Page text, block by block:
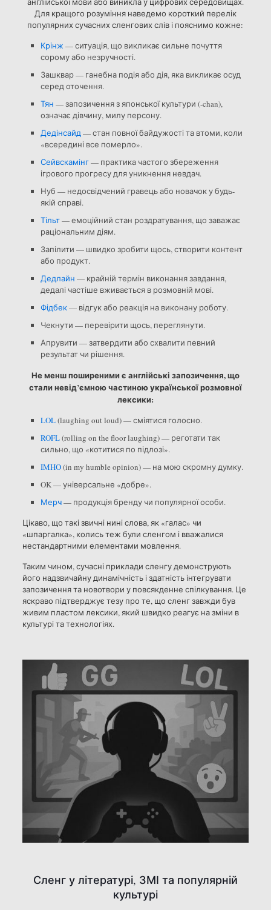
Для кращого розуміння наведемо короткий перелік
популярних сучасних сленгових слів і пояснимо кожне:
Крінж — ситуація, що викликає сильне почуття
сорому або незручності.
Зашквар — ганебна подія або дія, яка викликає осуд
серед оточення.
Тян — запозичення з японської культури (-chan),
означає дівчину, милу персону.
Дедінсайд— стан повної байдужості та втоми, коли
«всередині все померло».
Сейвскамінг— практика частого збереження
ігрового прогресу для уникнення невдач.
Нуб — недосвідчений гравець або новачок у будь-
якій справі.
Тільт— емоційний стан роздратування, що заважає
раціональним діям.
Запілити — швидко зробити щось, створити контент
або продукт.
Дедлайн — крайній термін виконання завдання,
дедалі частіше вживається в розмовній мові.
Фідбек— відгук або реакція на виконану роботу.
Чекнути — перевірити щось, переглянути.
Апрувити — затвердити або схвалити певний
результат чи рішення.
Не менш поширеними є англійські запозичення, що
стали невід’ємною частиною української розмовної
лексики:
LOL(laughing out loud) — сміятися голосно.
ROFL(rolling on the floor laughing) — реготати так
сильно, що «котитися по підлозі».
IMHO(in my humble opinion) — на мою скромну думку.
OK — універсальне «добре».
Мерч— продукція бренду чи популярної особи.
Цікаво, що такі звичні нині слова, як «галас» чи
«шпаргалка», колись теж були сленгом і вважалися
нестандартними елементами мовлення.
Таким чином, сучасні приклади сленгу демонструють
його надзвичайну динамічність і здатність інтегрувати
запозичення та новотвори у повсякденне спілкування. Це
яскраво підтверджує тезу про те, що сленг завжди був
живим пластом лексики, який швидко реагує на зміни в
культурі та технологіях.
Сленг у літературі, ЗМІ та популярній
культурі